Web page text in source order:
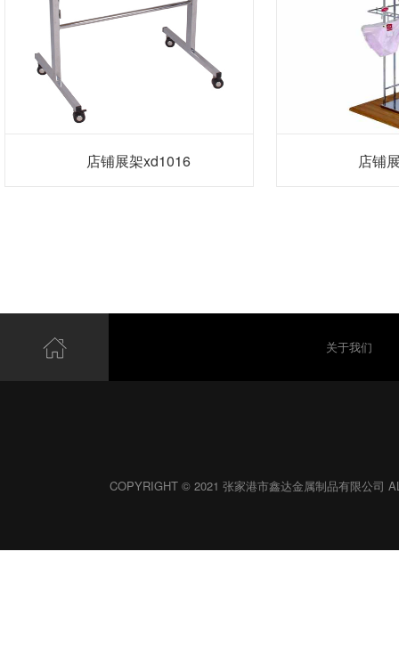
店铺展架xd1016 店铺
关于我们
COPYRIGHT © 2021 张家港市鑫达金属制品有限公司